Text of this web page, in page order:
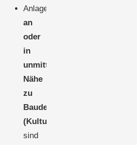
Anlagen
an
oder
in
unmittelbarer
Nähe
zu
Baudenkmälern
(Kulturdenkmäler)
sind